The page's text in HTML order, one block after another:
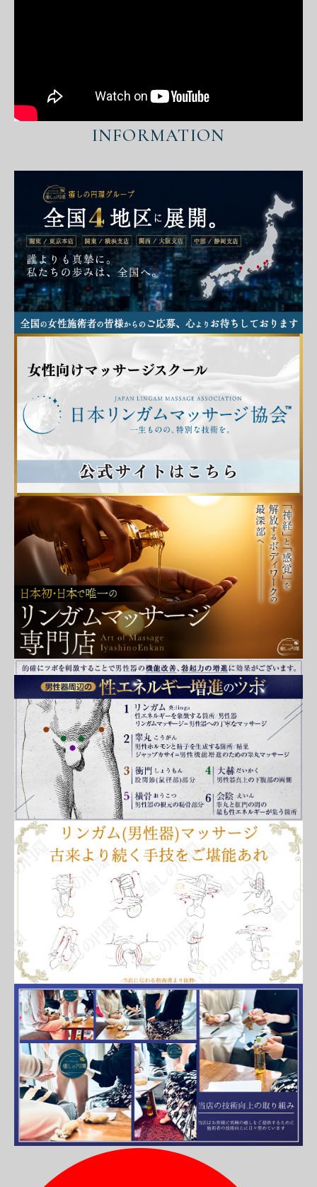
INFORMATION